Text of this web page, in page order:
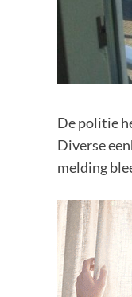
De politie
Diverse
melding